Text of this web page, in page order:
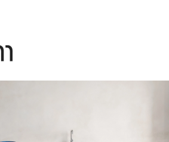
Übersetzungen anzeigen